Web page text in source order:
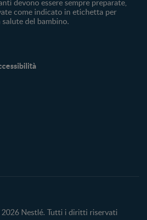
devono essere sempre preparate,
come indicato in etichetta per
del bambino.
2026 Nestlé. Tutti i diritti riservati